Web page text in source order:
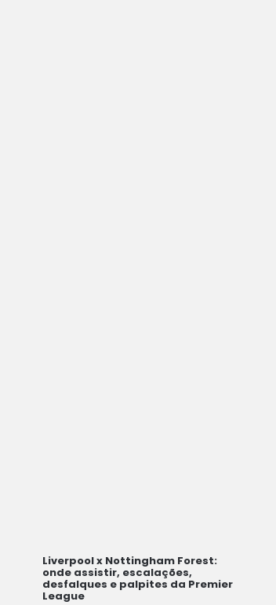
Liverpool x Nottingham Forest:
onde assistir, escalações,
desfalques e palpites da Premier
League